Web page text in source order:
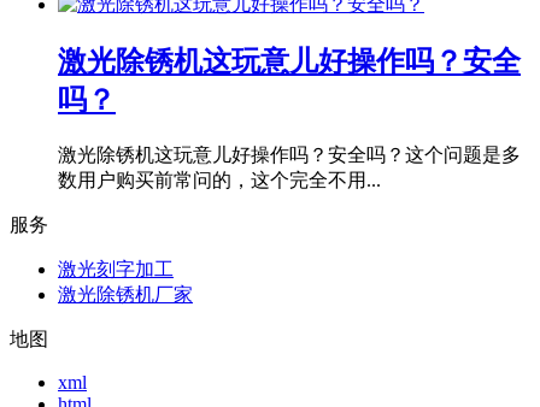
激光除锈机这玩意儿好操作吗？安全
吗？
激光除锈机这玩意儿好操作吗？安全吗？这个问题是多
数用户购买前常问的，这个完全不用...
服务
激光刻字加工
激光除锈机厂家
地图
xml